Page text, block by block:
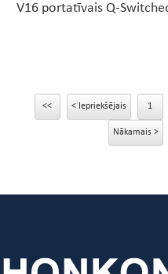
V16 portatīvais Q-
<< < Iepriekšējais 1
Nākamais >